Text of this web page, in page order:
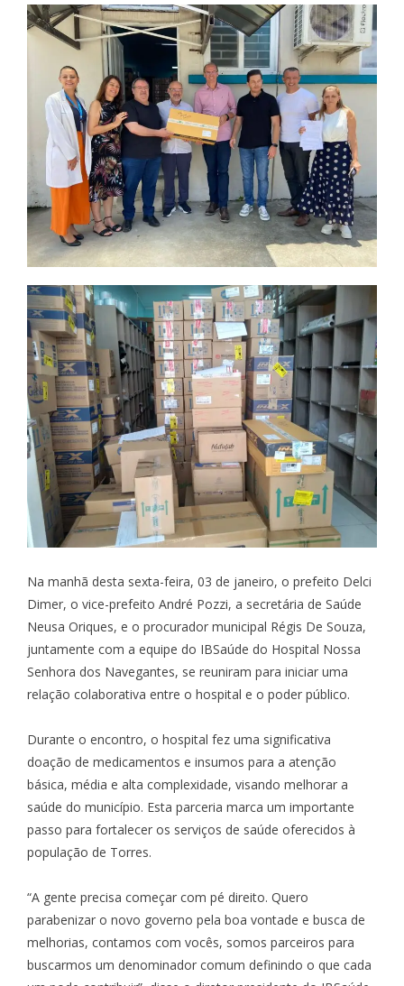
Na manhã desta sexta-feira, 03 de janeiro, o prefeito Delci
Dimer, o vice-prefeito André Pozzi, a secretária de Saúde
Neusa Oriques, e o procurador municipal Régis De Souza,
juntamente com a equipe do IBSaúde do Hospital Nossa
Senhora dos Navegantes, se reuniram para iniciar uma
relação colaborativa entre o hospital e o poder público.
Durante o encontro, o hospital fez uma significativa
doação de medicamentos e insumos para a atenção
básica, média e alta complexidade, visando melhorar a
saúde do município. Esta parceria marca um importante
passo para fortalecer os serviços de saúde oferecidos à
população de Torres.
“A gente precisa começar com pé direito. Quero
parabenizar o novo governo pela boa vontade e busca de
melhorias, contamos com vocês, somos parceiros para
buscarmos um denominador comum definindo o que cada